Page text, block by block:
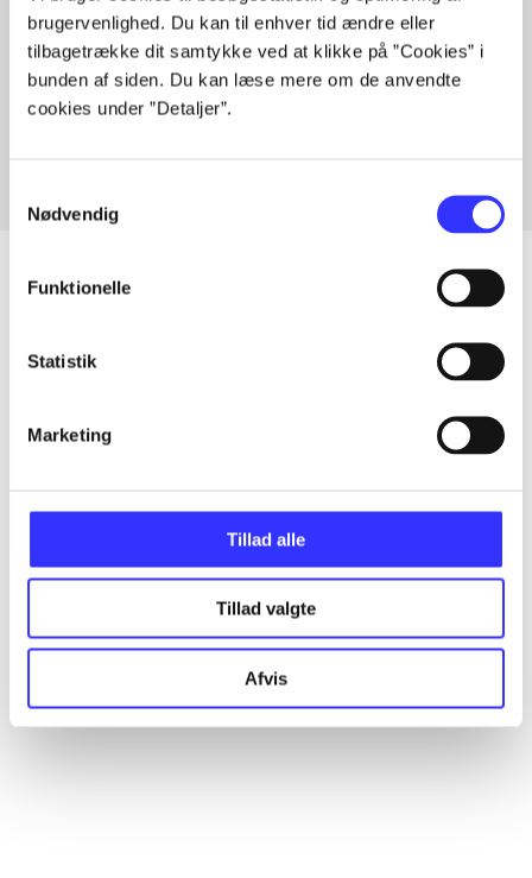
brugervenlighed. Du kan til enhver tid ændre eller
tilbagetrække dit samtykke ved at klikke på ”Cookies” i
bunden af siden. Du kan læse mere om de anvendte
cookies under ”Detaljer”.
Nødvendig
Funktionelle
Statistik
Marketing
Tillad alle
Tillad valgte
Afvis
Artikler med samme emner
Fra
Artikler
...